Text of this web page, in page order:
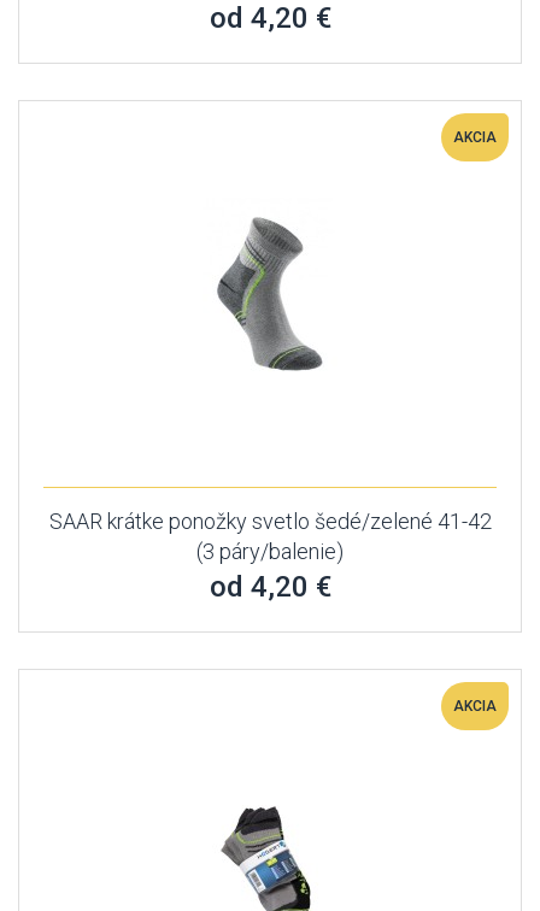
od 4,20 €
AKCIA
SAAR krátke ponožky svetlo šedé/zelené 41-42
(3 páry/balenie)
od 4,20 €
AKCIA